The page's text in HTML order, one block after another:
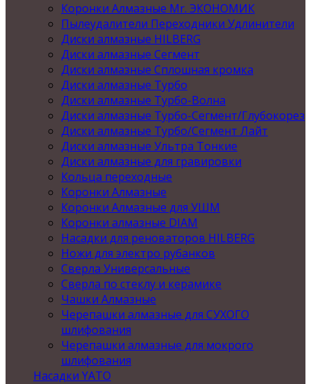
Коронки Алмазные Mr. ЭКОНОМИК
Пылеудалители Переходники Удлинители
Диски алмазные HILBERG
Диски алмазные Сегмент
Диски алмазные Сплошная кромка
Диски алмазные Турбо
Диски алмазные Турбо-Волна
Диски алмазные Турбо-Сегмент/Глубокорез
Диски алмазные Турбо/Сегмент Лайт
Диски алмазные Ультра Тонкие
Диски алмазные для гравировки
Кольца переходные
Коронки Алмазные
Коронки Алмазные для УШМ
Коронки алмазные DIAM
Насадки для реноваторов HILBERG
Ножи для электро рубанков
Сверла Универсальные
Сверла по стеклу и керамике
Чашки Алмазные
Черепашки алмазные для СУХОГО
шлифования
Черепашки алмазные для мокрого
шлифования
Насадки YATO